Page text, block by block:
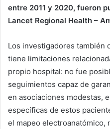
entre 2011 y 2020, fueron
Lancet Regional Health –
Los investigadores también
tiene limitaciones
propio hospital: no fue
seguimientos capaz de
en asociaciones modestas,
específicas de estos
el mapeo electroanatómico,